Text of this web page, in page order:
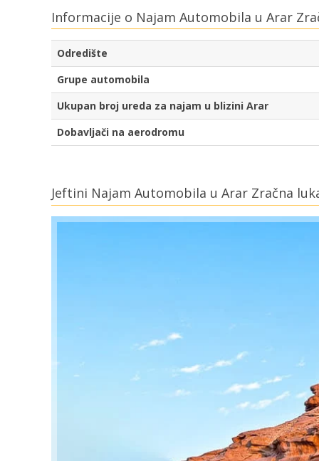
Informacije o Najam Automobila u Arar
Odredište
Grupe automobila
Ukupan broj ureda za najam u blizini Arar
Dobavljači na aerodromu
Jeftini Najam Automobila u Arar Zračna